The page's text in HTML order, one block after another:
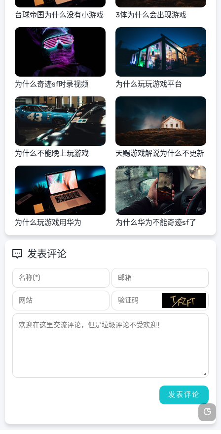
台球帝国为什么没有小游戏 3体为什么会出现游戏
为什么奇迹sf时录视频 为什么玩玩游戏平台
为什么不能晚上玩游戏 天赐游戏解说为什么不更新
为什么玩游戏用华为 为什么华为不能奇迹sf了
发表评论